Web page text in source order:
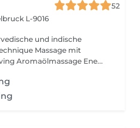
52
L-9016
Massage mit
Aromaölmassage Ene...